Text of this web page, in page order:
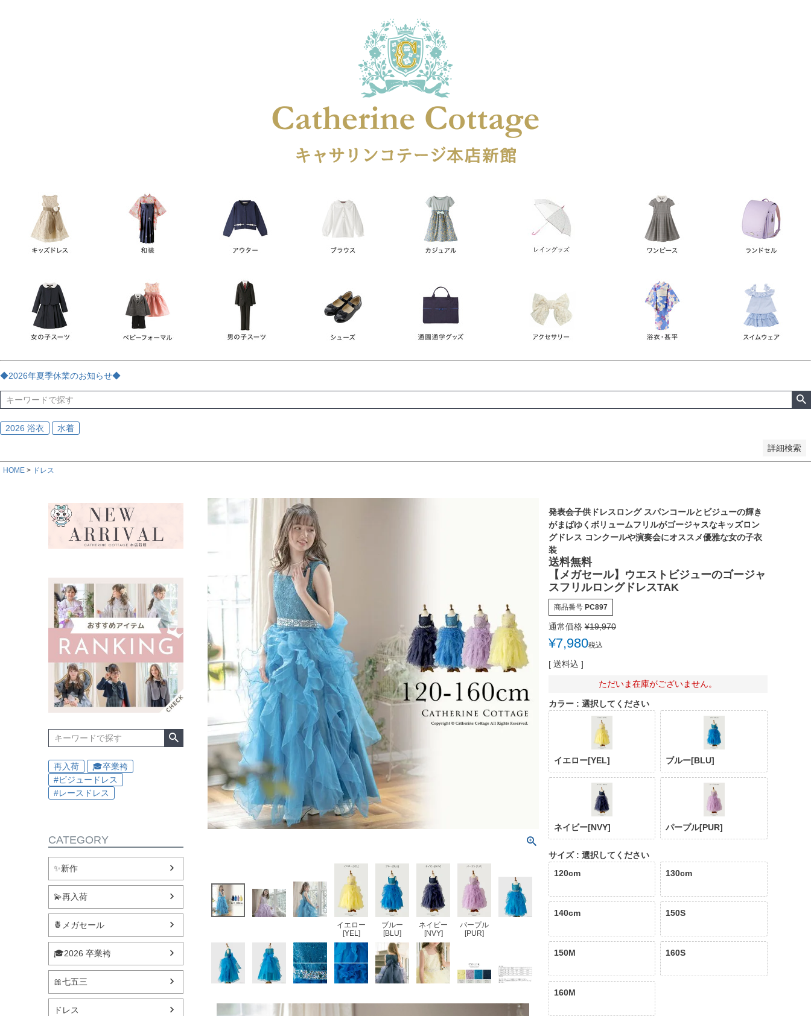
◆2026年夏季休業のお知らせ◆
2026 浴衣 水着
詳細検索
女の子スーツ
男の子スーツ
袖の長さ
ノースリーブ
長袖
サイズ
指定なし
90 95 130 160
165
170
ブラック
ゴールド
在庫なし商品
在庫なし商品を表示しない
商品番号
並び順
新着順
価格が安い順 価格が高い順 優先度順
レビュー順
キーワードヒット順
HOME ドレス
再入荷
🎓卒業袴
#ビジュードレス
#レースドレス
CATEGORY
✨新作
💫再入荷
🍍メガセール
🎓2026 卒業袴
🎀七五三
ドレス
イエロー
[YEL]
ブルー
[BLU]
ネイビー
[NVY]
パープル
[PUR]
発表会子供ドレスロング スパンコールとビジューの輝き
がまばゆくボリュームフリルがゴージャスなキッズロン
グドレス コンクールや演奏会にオススメ優雅な女の子衣
装
送料無料
【メガセール】ウエストビジューのゴージャ
スフリルロングドレスTAK
商品番号 PC897
通常価格 ¥19,970
¥7,980税込
送料込
ただいま在庫がございません。
カラー 選択してください
イエロー[YEL] ブルー[BLU]
ネイビー[NVY] パープル[PUR]
サイズ
選択してください
120cm
130cm
140cm 150S
150M 160S
160M